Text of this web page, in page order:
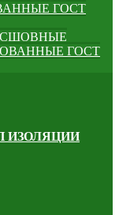
ГОСТ
ГОСТ
ИЗОЛЯЦИИ